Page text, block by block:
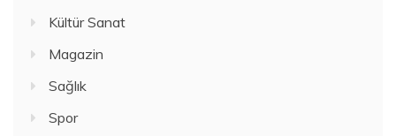
Kültür Sanat
Magazin
Sağlık
Spor